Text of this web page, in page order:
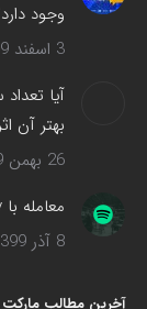
وجود
3 اسفند 1399
آیا
بهتر آن
26 بهمن 1399
معامله با Spotify
8 آذر 1399
آخرین مطالب